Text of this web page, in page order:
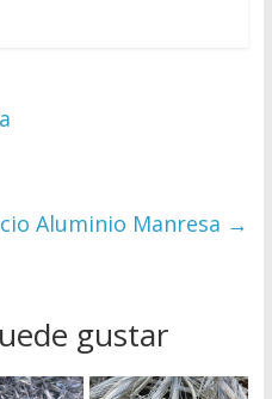
Aluminio Manresa →
gustar